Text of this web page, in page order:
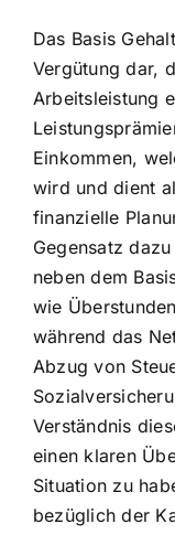
Das Basis
Vergütung dar,
Arbeitsleistung
Einkommen,
wird und dient
finanzielle
Gegensatz
neben dem
wie
während das
Abzug von
Verständnis
einen klaren
Situation zu
bezüglich der